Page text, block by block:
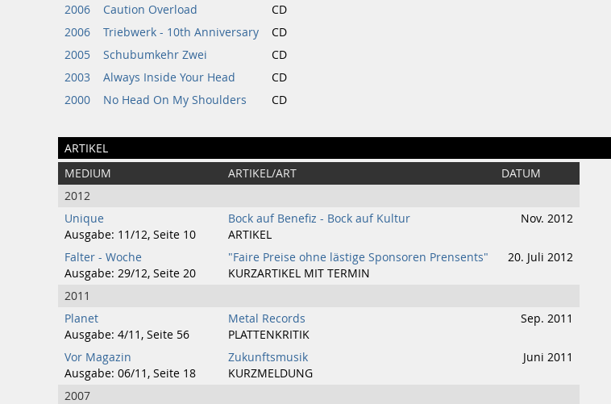
2006
Caution Overload
CD
2006
Triebwerk - 10th Anniversary
CD
2005
Schubumkehr Zwei
CD
2003
Always Inside Your Head
CD
2000
No Head On My Shoulders CD
ARTIKEL
MEDIUM ARTIKEL/ART
DATUM
2012
Unique
Ausgabe: 11/12, Seite 10
Bock auf Benefiz - Bock auf Kultur
ARTIKEL
Nov. 2012
Falter - Woche
Ausgabe: 29/12, Seite 20
"Faire Preise ohne lästige Sponsoren Prensents"
KURZARTIKEL MIT TERMIN
20. Juli 2012
2011
Planet
Ausgabe: 4/11, Seite 56
Metal Records
PLATTENKRITIK
Sep. 2011
Vor Magazin
Ausgabe: 06/11, Seite 18
Zukunftsmusik
KURZMELDUNG
Juni 2011
2007